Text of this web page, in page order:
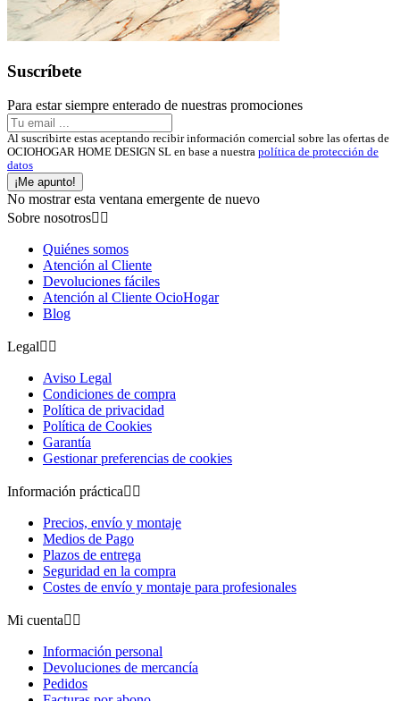
Suscríbete
Para estar siempre enterado de nuestras promociones
Al suscribirte estas aceptando recibir información comercial sobre las ofertas de
OCIOHOGAR HOME DESIGN SL en base a nuestra política de protección de
datos
¡Me apunto!
No mostrar esta ventana emergente de nuevo
Sobre nosotros 
Quiénes somos
Atención al Cliente
Devoluciones fáciles
Atención al Cliente OcioHogar
Blog
Legal 
Aviso Legal
Condiciones de compra
Política de privacidad
Política de Cookies
Garantía
Gestionar preferencias de cookies
Información práctica 
Precios, envío y montaje
Medios de Pago
Plazos de entrega
Seguridad en la compra
Costes de envío y montaje para profesionales
Mi cuenta 
Información personal
Devoluciones de mercancía
Pedidos